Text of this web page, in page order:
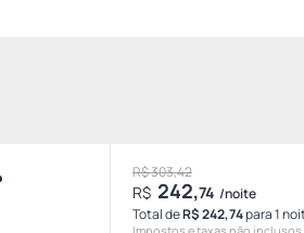
R$ 303,42
R$ 242,74 /noite
Total deR$ 242,74para 1